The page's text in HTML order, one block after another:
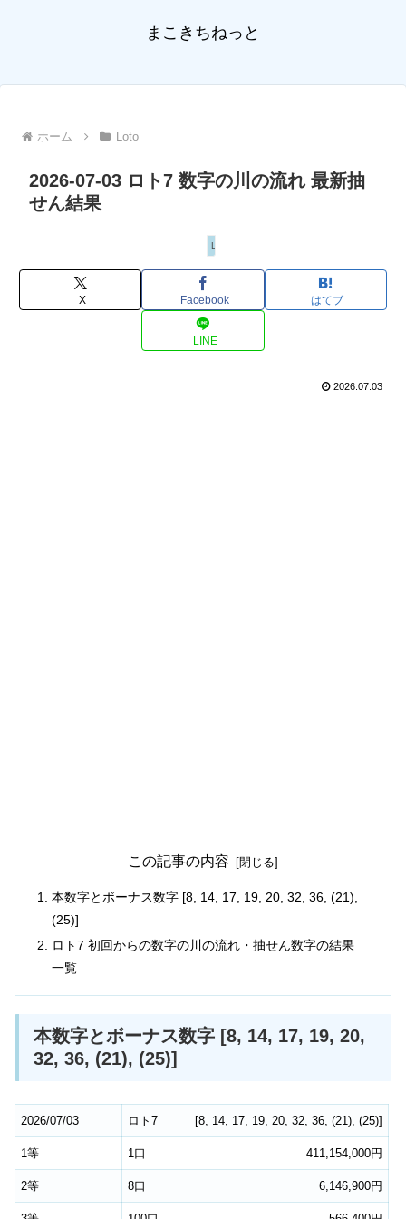
まこきちねっと
ホーム Loto
2026-07-03 ロト7 数字の川の流れ 最新抽
せん結果
Loto
X Facebook はてブ
LINE
2026.07.03
この記事の内容
本数字とボーナス数字 [8, 14, 17, 19, 20, 32, 36, (21),
(25)]
ロト7 初回からの数字の川の流れ・抽せん数字の結果
一覧
本数字とボーナス数字 [8, 14, 17, 19, 20,
32, 36, (21), (25)]
2026/07/03 ロト7 [8, 14, 17, 19, 20, 32, 36, (21), (25)]
1等 1口 411,154,000円
2等 8口 6,146,900円